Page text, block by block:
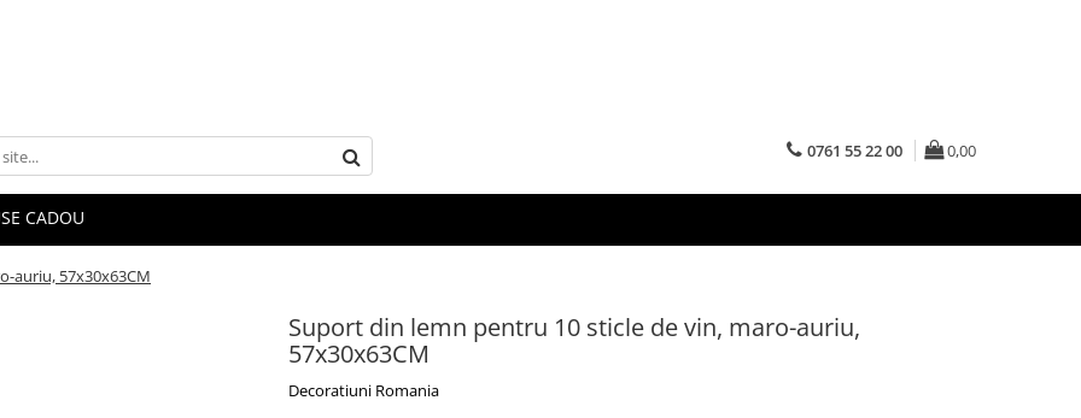
0761 55 22 00 0,00
CADOU
auriu, 57x30x63CM
Suport din lemn pentru 10 sticle de vin, maro-auriu,
57x30x63CM
Decoratiuni Romania